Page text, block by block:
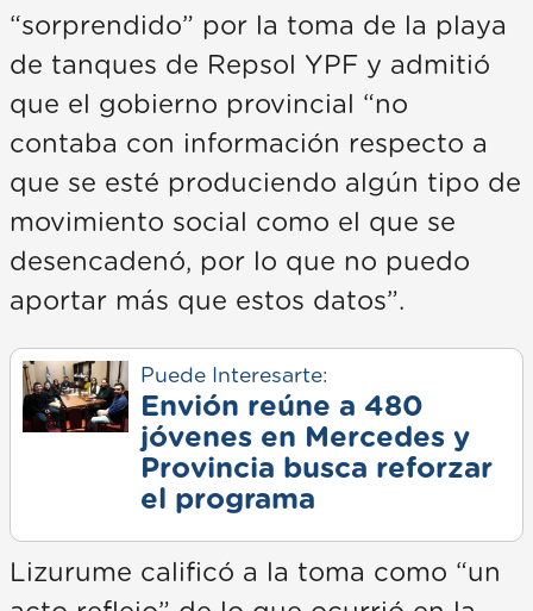
“sorprendido” por la toma de la playa
de tanques de Repsol YPF y admitió
que el gobierno provincial “no
contaba con información respecto a
que se esté produciendo algún tipo de
movimiento social como el que se
desencadenó, por lo que no puedo
aportar más que estos datos”.
Puede Interesarte:
Envión reúne a 480
jóvenes en Mercedes y
Provincia busca reforzar
el programa
Lizurume calificó a la toma como “un